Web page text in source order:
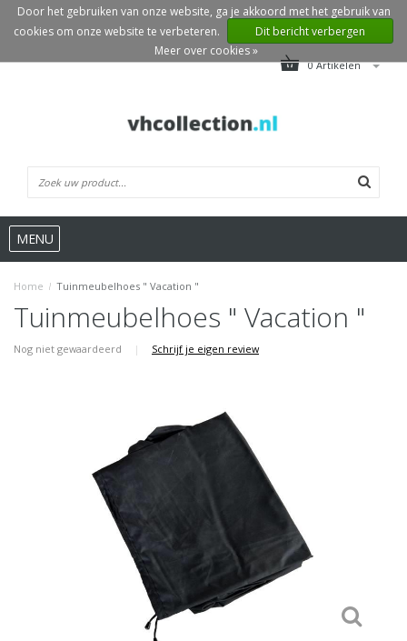
0 Artikelen
MENU
Home / Tuinmeubelhoes " Vacation "
Tuinmeubelhoes " Vacation "
Nog niet gewaardeerd | Schrijf je eigen review
Door het gebruiken van onze website, ga je akkoord met het gebruik van
cookies om onze website te verbeteren.
Dit bericht verbergen
Meer over cookies »